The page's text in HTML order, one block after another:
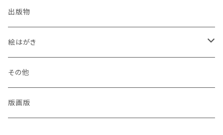
出版物
絵はがき
犬
猫
その他
版画版